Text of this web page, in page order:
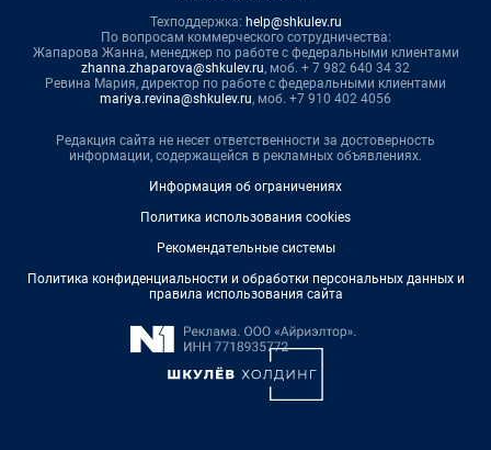
Техподдержка: help@shkulev.ru
По вопросам коммерческого сотрудничества:
Жапарова Жанна, менеджер по работе с федеральными клиентами
zhanna.zhaparova@shkulev.ru, моб. + 7 982 640 34 32
Ревина Мария, директор по работе с федеральными клиентами
mariya.revina@shkulev.ru, моб. +7 910 402 4056
Редакция сайта не несет ответственности за достоверность
информации, содержащейся в рекламных объявлениях.
Информация об ограничениях
Политика использования cookies
Рекомендательные системы
Политика конфиденциальности и обработки персональных данных и
правила использования сайта